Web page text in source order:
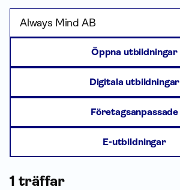
Sök
utbildningsanordnare
Öppna utbildningar
Digitala utbildningar
Företagsanpassade
E-utbildningar
1 träffar